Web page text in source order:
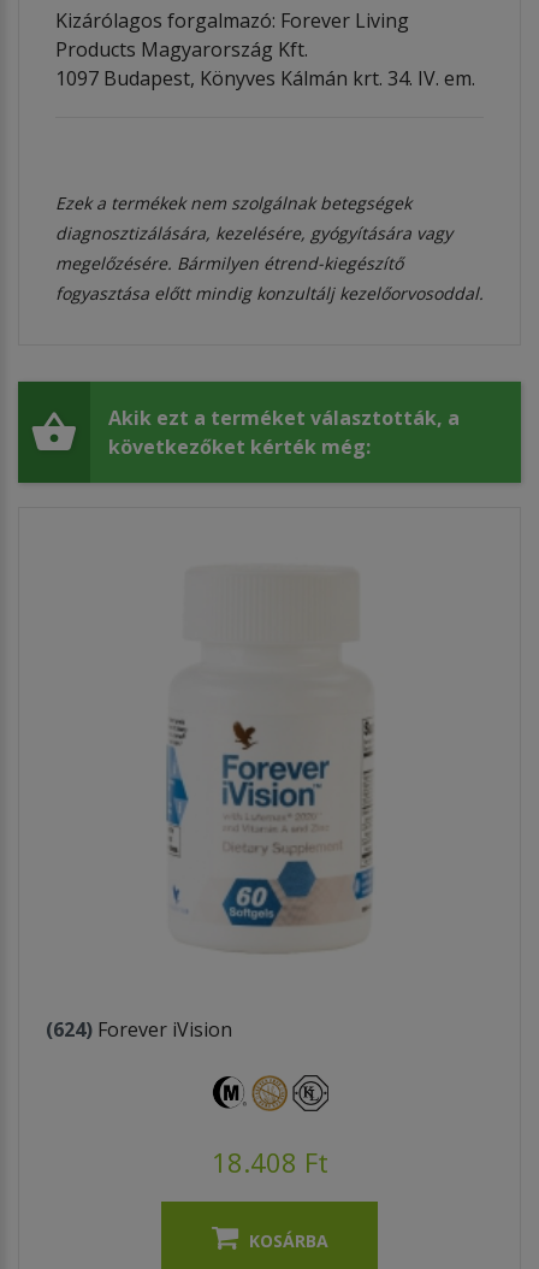
Kizárólagos forgalmazó: Forever Living
Products Magyarország Kft.
1097 Budapest, Könyves Kálmán krt. 34. IV. em.
Ezek a termékek nem szolgálnak betegségek
diagnosztizálására, kezelésére, gyógyítására vagy
megelőzésére. Bármilyen étrend-kiegészítő
fogyasztása előtt mindig konzultálj kezelőorvosoddal.
Akik ezt a terméket választották, a
következőket kérték még:
(624) Forever iVision
18.408 Ft
KOSÁRBA